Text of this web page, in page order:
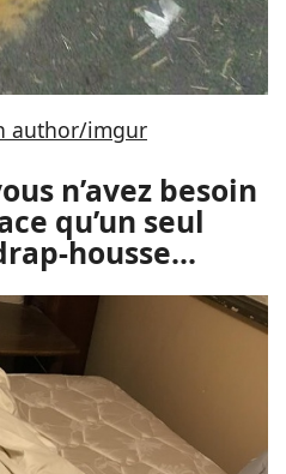
author/imgur
n’avez besoin
qu’un seul
housse…